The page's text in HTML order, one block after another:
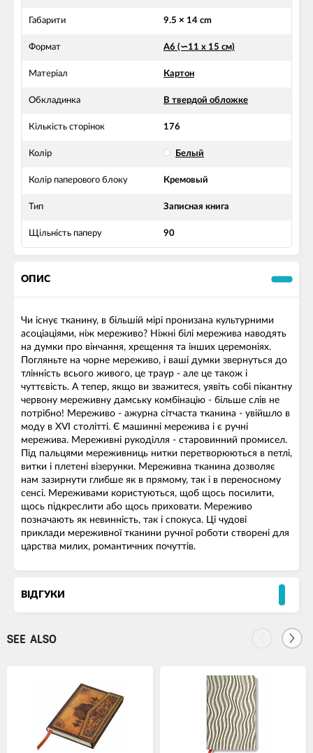
Габарити 9.5 × 14 cm
Формат А6 (∽11 х 15 см)
Матеріал Картон
Обкладинка В твердой обложке
Кількість сторінок 176
Колір Белый
Колір паперового блоку Кремовый
Тип Записная книга
Щільність паперу 90
ОПИС
Чи існує тканину, в більшій мірі пронизана культурними
асоціаціями, ніж мереживо? Ніжні білі мережива наводять
на думки про вінчання, хрещення та інших церемоніях.
Погляньте на чорне мереживо, і ваші думки звернуться до
тлінність всього живого, це траур - але це також і
чуттєвість. А тепер, якщо ви зважитеся, уявіть собі пікантну
червону мереживну дамську комбінацію - більше слів не
потрібно! Мереживо - ажурна сітчаста тканина - увійшло в
моду в XVI столітті. Є машинні мережива і є ручні
мережива. Мереживні рукоділля - старовинний промисел.
Під пальцями мереживниць нитки перетворюються в петлі,
витки і плетені візерунки. Мереживна тканина дозволяє
нам зазирнути глибше як в прямому, так і в переносному
сенсі. Мереживами користуються, щоб щось посилити,
щось підкреслити або щось приховати. Мереживо
позначають як невинність, так і спокуса. Ці чудові
приклади мереживної тканини ручної роботи створені для
царства милих, романтичних почуттів.
ВІДГУКИ
SEE ALSO